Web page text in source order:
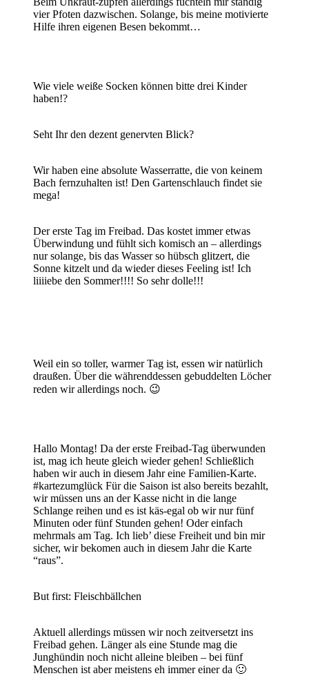
vier Pfoten dazwischen. Solange, bis meine motivierte
Hilfe ihren eigenen Besen bekommt…
Wie viele weiße Socken können bitte drei Kinder
haben!?
Seht Ihr den dezent genervten Blick?
Wir haben eine absolute Wasserratte, die von keinem
Bach fernzuhalten ist! Den Gartenschlauch findet sie
mega!
Der erste Tag im Freibad. Das kostet immer etwas
Überwindung und fühlt sich komisch an – allerdings
nur solange, bis das Wasser so hübsch glitzert, die
Sonne kitzelt und da wieder dieses Feeling ist! Ich
liiiiebe den Sommer!!!! So sehr dolle!!!
Weil ein so toller, warmer Tag ist, essen wir natürlich
draußen. Über die währenddessen gebuddelten Löcher
reden wir allerdings noch. 😉
Hallo Montag! Da der erste Freibad-Tag überwunden
ist, mag ich heute gleich wieder gehen! Schließlich
haben wir auch in diesem Jahr eine Familien-Karte.
#kartezumglück Für die Saison ist also bereits bezahlt,
wir müssen uns an der Kasse nicht in die lange
Schlange reihen und es ist käs-egal ob wir nur fünf
Minuten oder fünf Stunden gehen! Oder einfach
mehrmals am Tag. Ich lieb’ diese Freiheit und bin mir
sicher, wir bekomen auch in diesem Jahr die Karte
“raus”.
But first: Fleischbällchen
Aktuell allerdings müssen wir noch zeitversetzt ins
Freibad gehen. Länger als eine Stunde mag die
Junghündin noch nicht alleine bleiben – bei fünf
Menschen ist aber meistens eh immer einer da 🙂